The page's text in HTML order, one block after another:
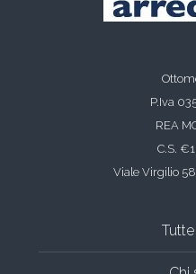
P.Iva
REA
C.S.
Viale Virgilio